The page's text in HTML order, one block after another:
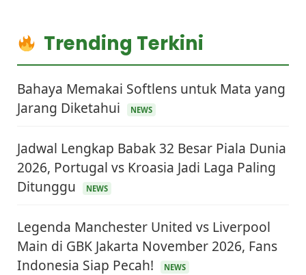
Trending Terkini
Bahaya Memakai Softlens untuk Mata yang
Jarang Diketahui
NEWS
Jadwal Lengkap Babak 32 Besar Piala Dunia
2026, Portugal vs Kroasia Jadi Laga Paling
Ditunggu
NEWS
Legenda Manchester United vs Liverpool
Main di GBK Jakarta November 2026, Fans
Indonesia Siap Pecah!
NEWS